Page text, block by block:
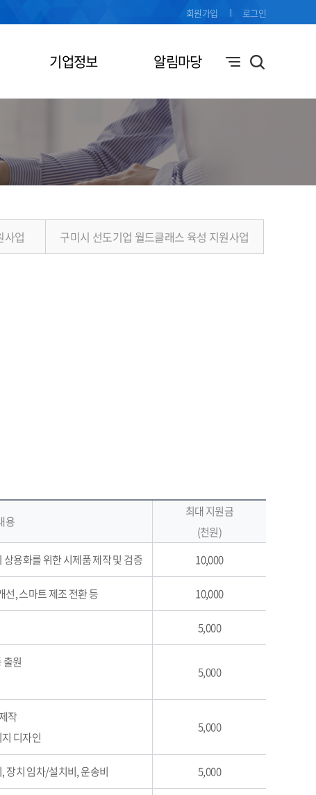
기업정보 알림마당
회원가입 로그인
사업 구미시 선도기업 월드클래스 육성 지원사업
용
최대 지원금
(천원)
용화를 위한 시제품 제작 및 검증 10,000
선, 스마트 제조 전환 등 10,000
5,000
출원
5,000
작
디자인
5,000
장치 임차/설치비, 운송비 5,000